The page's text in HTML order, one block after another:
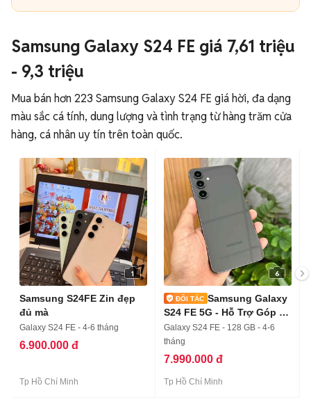
Samsung Galaxy S24 FE giá 7,61 triệu
- 9,3 triệu
Mua bán hơn 223 Samsung Galaxy S24 FE giá hời, đa dạng
màu sắc cá tính, dung lượng và tình trạng từ hàng trăm cửa
hàng, cá nhân uy tín trên toàn quốc.
1
Samsung S24FE Zin đẹp
đủ mà
Galaxy S24 FE - 4-6 tháng
6.900.000 đ
Tp Hồ Chí Minh
6
Samsung Galaxy
S24 FE 5G - Hỗ Trợ Góp -
COD
Galaxy S24 FE - 128 GB - 4-6
tháng
7.990.000 đ
Tp Hồ Chí Minh